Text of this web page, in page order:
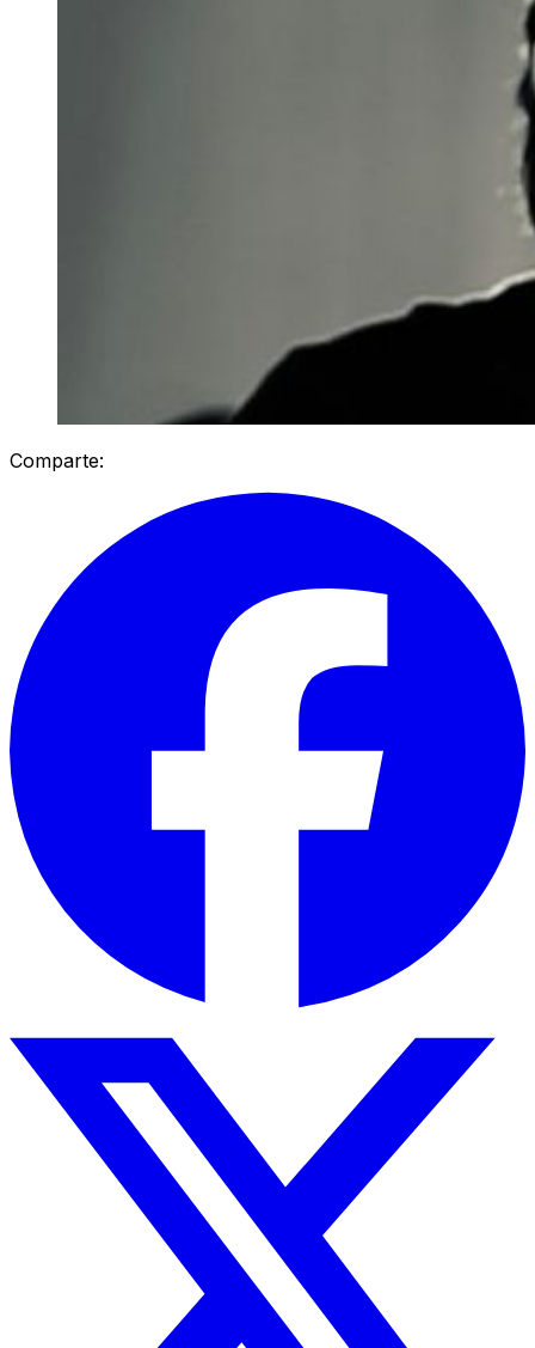
Comparte: